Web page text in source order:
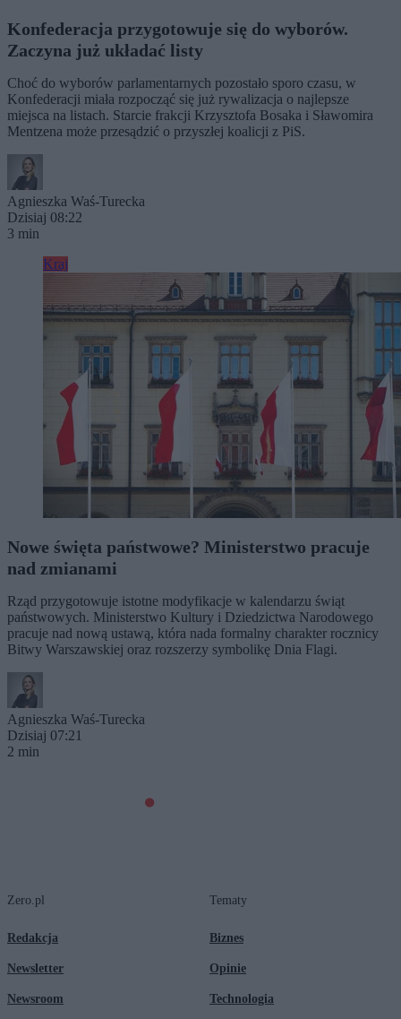
Konfederacja przygotowuje się do wyborów.
Zaczyna już układać listy
Choć do wyborów parlamentarnych pozostało sporo czasu, w
Konfederacji miała rozpocząć się już rywalizacja o najlepsze
miejsca na listach. Starcie frakcji Krzysztofa Bosaka i Sławomira
Mentzena może przesądzić o przyszłej koalicji z PiS.
Agnieszka Waś-Turecka
Dzisiaj 08:22
3 min
Kraj
Nowe święta państwowe? Ministerstwo pracuje
nad zmianami
Rząd przygotowuje istotne modyfikacje w kalendarzu świąt
państwowych. Ministerstwo Kultury i Dziedzictwa Narodowego
pracuje nad nową ustawą, która nada formalny charakter rocznicy
Bitwy Warszawskiej oraz rozszerzy symbolikę Dnia Flagi.
Agnieszka Waś-Turecka
Dzisiaj 07:21
2 min
Zero.pl
Redakcja
Newsletter
Newsroom
Tematy
Biznes
Opinie
Technologia